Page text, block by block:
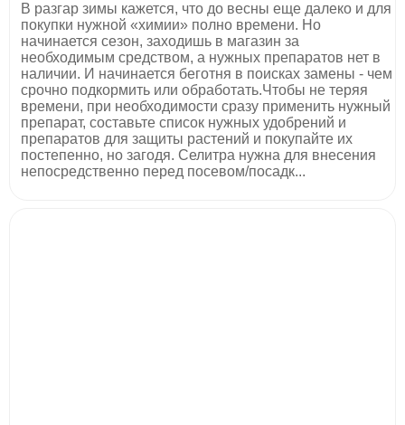
В разгар зимы кажется, что до весны еще далеко и для
покупки нужной «химии» полно времени. Но
начинается сезон, заходишь в магазин за
необходимым средством, а нужных препаратов нет в
наличии. И начинается беготня в поисках замены - чем
срочно подкормить или обработать.Чтобы не теряя
времени, при необходимости сразу применить нужный
препарат, составьте список нужных удобрений и
препаратов для защиты растений и покупайте их
постепенно, но загодя. Селитра нужна для внесения
непосредственно перед посевом/посадк...